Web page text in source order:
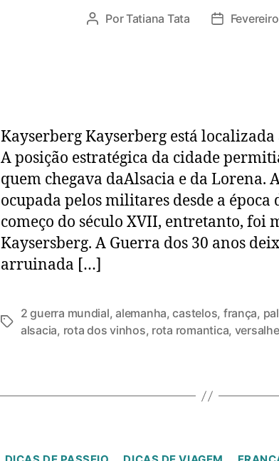
PorTatiana Tata
Kayserberg Kayserberg está localizada
A posição estratégica da cidade
quem chegava daAlsacia e da Lorena.
ocupada pelos militares desde a época
começo do século XVII, entretanto,
Kaysersberg. A Guerra dos 30 anos
arruinada […]
2 guerra mundial,alemanha,castelos, frança,
alsacia, rota dos vinhos, rota romantica,